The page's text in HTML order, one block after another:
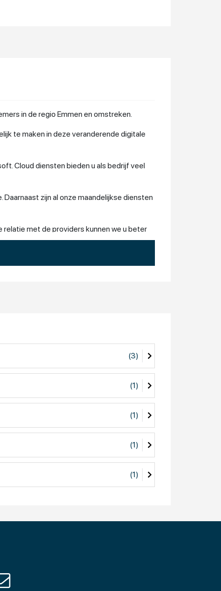
in de regio Emmen en omstreken.
te maken in deze veranderende digitale
Cloud diensten bieden u als bedrijf veel
Daarnaast zijn al onze maandelijkse diensten
met de providers kunnen we u beter
om een gedegen en betrouwbare MSP-
onafhankelijk adviseert, integreert en
(3)
(1)
(1)
(1)
(1)